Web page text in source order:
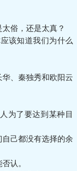
俗，还是太真？
该知道我们为什么
、秦独秀和欧阳云
了要达到某种目
己都没有选择的余
认。